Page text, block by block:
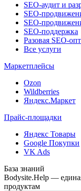
SEO-аудит и
SEO-
SEO-
SEO-поддержка
Разовая SEO-
Все услуги
Маркетплейсы
Ozon
Wildberries
Яндекс.Маркет
Прайс-площадки
Яндекс Товары
Google Покупки
VK Ads
База знаний
Bodysite.Help —
продуктам